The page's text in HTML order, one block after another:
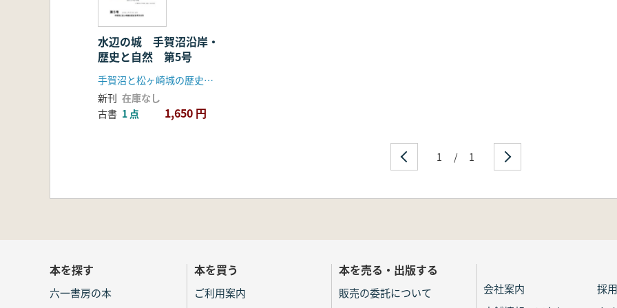
水辺の城 手賀沼沿岸・
歴史と自然 第5号
手賀沼と松ヶ崎城の歴史を考える会
新刊 在庫なし
古書 1 点 1,650 円
1 / 1
本を探す
六一書房の本
本を買う
ご利用案内
本を売る・出版する
販売の委託について
会社案内
採